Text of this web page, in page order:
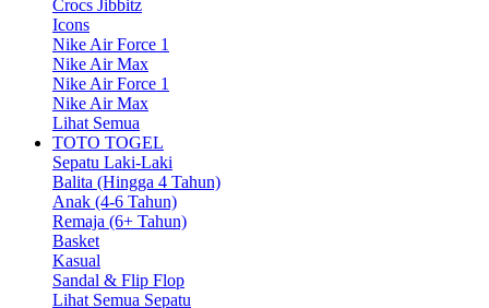
Crocs Jibbitz
Icons
Nike Air Force 1
Nike Air Max
Nike Air Force 1
Nike Air Max
Lihat Semua
TOTO TOGEL
Sepatu Laki-Laki
Balita (Hingga 4 Tahun)
Anak (4-6 Tahun)
Remaja (6+ Tahun)
Basket
Kasual
Sandal & Flip Flop
Lihat Semua Sepatu